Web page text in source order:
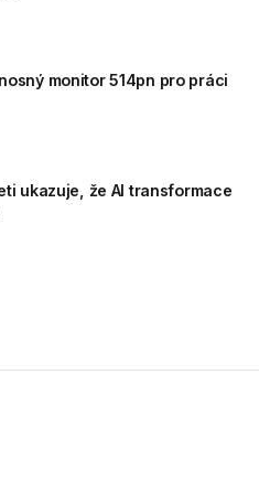
monitor 514pn pro práci
ukazuje, že AI transformace